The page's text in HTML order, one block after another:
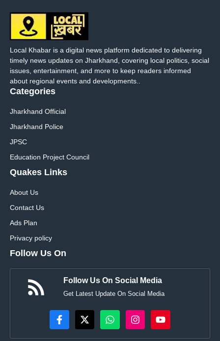
Local Khabar is a digital news platform dedicated to delivering
timely news updates on Jharkhand, covering local politics, social
issues, entertainment, and more to keep readers informed
about regional events and developments..
Categories
Jharkhand Official
Jharkhand Police
JPSC
Education Project Council
Quakes Links
About Us
Contact Us
Ads Plan
Privacy policy
Follow Us On
Follow Us On Social Media
Get Latest Update On Social Media